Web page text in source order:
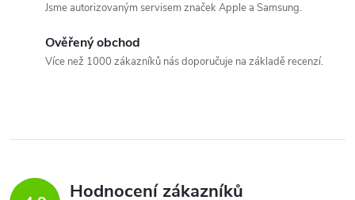
Jsme autorizovaným servisem značek Apple a Samsung.
Ověřený obchod
Více než 1000 zákazníků nás doporučuje na základě recenzí.
Hodnocení zákazníků